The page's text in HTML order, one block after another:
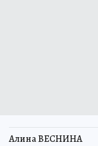
Алина ВЕСНИНА